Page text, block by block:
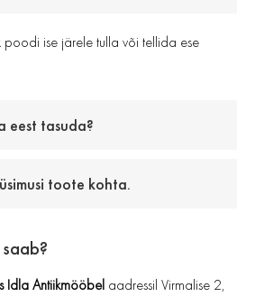
ise järele tulla või tellida ese
eest tasuda?
toote kohta.
Idla Antiikmööbel aadressil Virmalise 2,